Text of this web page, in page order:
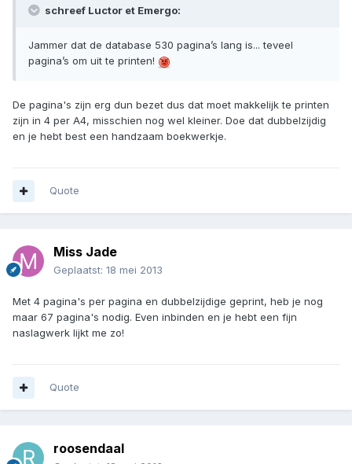
schreef Luctor et Emergo:
Jammer dat de database 530 pagina’s lang is... teveel
pagina’s om uit te printen!
De pagina's zijn erg dun bezet dus dat moet makkelijk te printen
zijn in 4 per A4, misschien nog wel kleiner. Doe dat dubbelzijdig
en je hebt best een handzaam boekwerkje.
Quote
Miss Jade
Geplaatst: 18 mei 2013
Met 4 pagina's per pagina en dubbelzijdige geprint, heb je nog
maar 67 pagina's nodig. Even inbinden en je hebt een fijn
naslagwerk lijkt me zo!
Quote
roosendaal